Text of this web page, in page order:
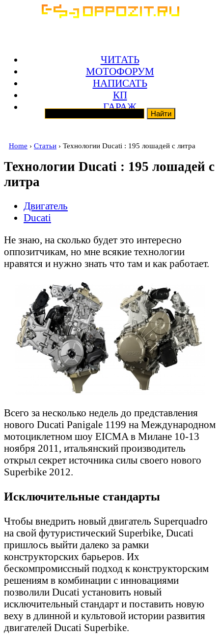
ЧИТАТЬ
МОТОФОРУМ
НАПИСАТЬ
КП
ГАРАЖ
Home › Статьи › Технологии Ducati : 195 лошадей с литра
Технологии Ducati : 195 лошадей с
литра
Двигатель
Ducati
Не знаю, на сколько будет это интересно
оппозитчикам, но мне всякие технологии
нравятся и нужно знать что там и как работает.
Всего за несколько недель до представления
нового Ducati Panigale 1199 на Международном
мотоциклетном шоу EICMA в Милане 10-13
ноября 2011, итальянский производитель
открыл секрет источника силы своего нового
Superbike 2012.
Исключительные стандарты
Чтобы внедрить новый двигатель Superquadro
на свой футуристический Superbike, Ducati
пришлось выйти далеко за рамки
конструкторских барьеров. Их
бескомпромиссный подход к конструкторским
решениям в комбинации с инновациями
позволили Ducati установить новый
исключительный стандарт и поставить новую
веху в длинной и культовой истории развития
двигателей Ducati Superbike.